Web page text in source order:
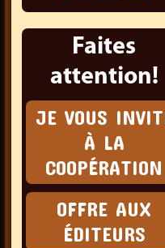
Faites
attention!
JE VOUS
À LA
COOPÉRATION
OFFRE AUX
ÉDITEURS